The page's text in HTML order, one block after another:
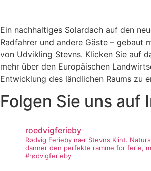
Ein nachhaltiges Solardach auf den
Radfahrer und andere Gäste – gebaut
von Udvikling Stevns. Klicken Sie auf
mehr über den Europäischen
Entwicklung des ländlichen Raums zu
Folgen Sie uns auf
roedvigferieby
Rødvig Ferieby nær Stevns Klint.
danner den perfekte ramme for ferie,
#rødvigferieby